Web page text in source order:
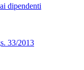
dipendenti
33/2013